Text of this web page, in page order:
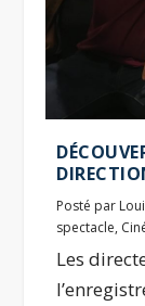
Posté par
spectacle,
Les